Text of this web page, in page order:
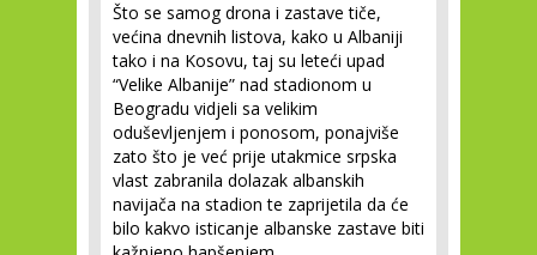
Što se samog drona i zastave tiče,
većina dnevnih listova, kako u Albaniji
tako i na Kosovu, taj su leteći upad
“Velike Albanije” nad stadionom u
Beogradu vidjeli sa velikim
oduševljenjem i ponosom, ponajviše
zato što je već prije utakmice srpska
vlast zabranila dolazak albanskih
navijača na stadion te zaprijetila da će
bilo kakvo isticanje albanske zastave biti